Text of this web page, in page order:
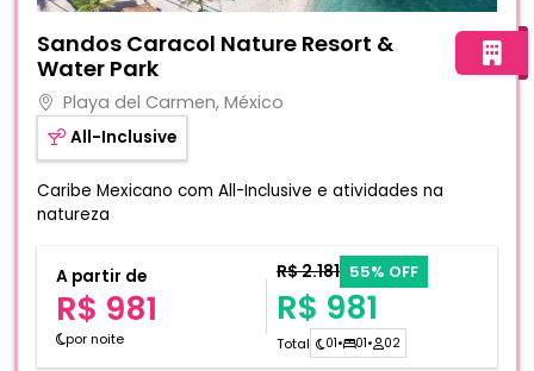
Fotos do hotel Sandos Caracol Nature Resort & Water
Sandos Caracol Nature Resort &
Water Park
Playa del Carmen, México
All-Inclusive
Caribe Mexicano com All-Inclusive e atividades na
natureza
A partir de
R$ 981
por noite
R$ 2.181 55% OFF
R$ 981
Total 01• 01• 02